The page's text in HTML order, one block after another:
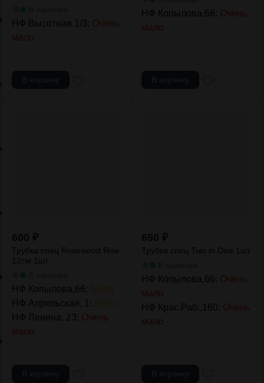
НФ Высотная 1/3: Очень
мало
НФ Копылова,66: Очень
мало
Трубка спец Rosewood Rise
12см 1шт
НФ Копылова,66: Мало
НФ Апрельская, 1: Мало
НФ Ленина, 23: Очень
мало
Трубка спец Two in One 1шт
НФ Копылова,66: Очень
мало
НФ Крас.Раб.,160: Очень
мало